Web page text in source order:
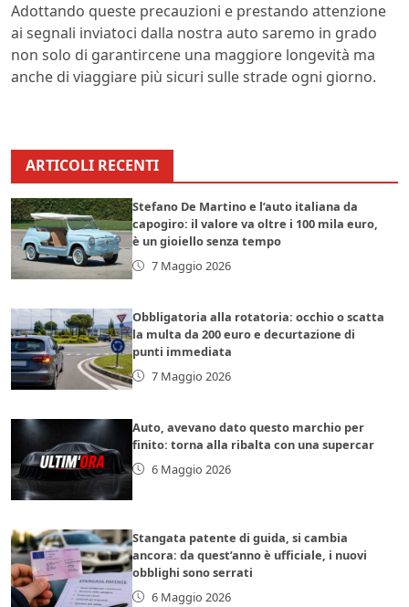
Adottando queste precauzioni e prestando attenzione
ai segnali inviatoci dalla nostra auto saremo in grado
non solo di garantircene una maggiore longevità ma
anche di viaggiare più sicuri sulle strade ogni giorno.
ARTICOLI RECENTI
Stefano De Martino e l’auto italiana da
capogiro: il valore va oltre i 100 mila euro,
è un gioiello senza tempo
7 Maggio 2026
Obbligatoria alla rotatoria: occhio o scatta
la multa da 200 euro e decurtazione di
punti immediata
7 Maggio 2026
Auto, avevano dato questo marchio per
finito: torna alla ribalta con una supercar
6 Maggio 2026
Stangata patente di guida, si cambia
ancora: da quest’anno è ufficiale, i nuovi
obblighi sono serrati
6 Maggio 2026